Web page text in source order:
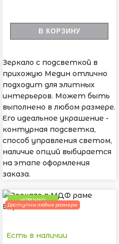
В КОРЗИНУ
Зеркало с подсветкой в
прихожую Медин отлично
подходит для элитных
интерьеров. Может быть
выполнено в любом размере.
Его идеальное украшение -
контурная подсветка,
способ управления светом,
наличие опций выбирается
на этапе оформления
заказа.
НОВИНКА
Доступны любые размеры
Есть в наличии